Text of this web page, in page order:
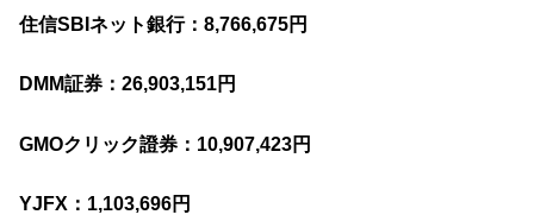
住信SBIネット銀行：8,766,675円
DMM証券：26,903,151円
GMOクリック證券：10,907,423円
YJFX：1,103,696円